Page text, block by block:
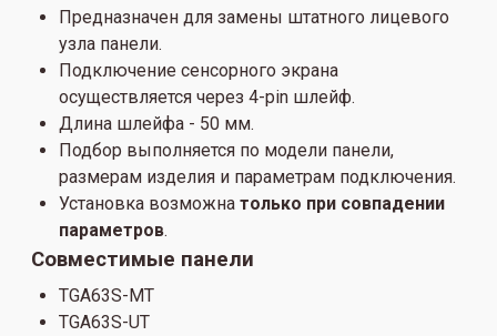
Предназначен для замены штатного лицевого
узла панели.
Подключение сенсорного экрана
осуществляется через 4-pin шлейф.
Длина шлейфа - 50 мм.
Подбор выполняется по модели панели,
размерам изделия и параметрам подключения.
Установка возможна только при совпадении
параметров.
Совместимые панели
TGA63S-MT
TGA63S-UT